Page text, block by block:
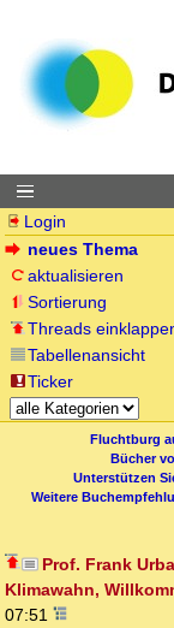
Login
neues Thema
aktualisieren
Sortierung
Threads
Tabellenansicht
Ticker
Fluchtburg
Bücher
Unterstützen
Weitere
Prof. Frank
Klimawahn,
07:51